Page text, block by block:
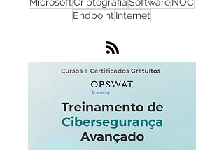
WindowsInteligência Artificial
MetaDefenderZero DayICS
EndpointInternet